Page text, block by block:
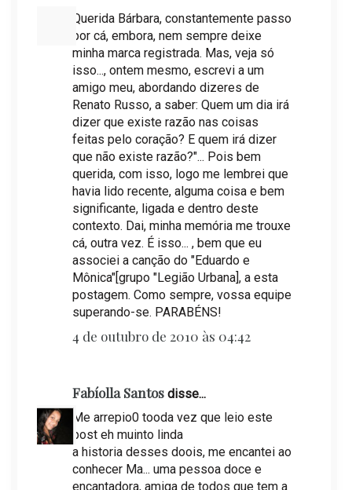
Querida Bárbara, constantemente passo
por cá, embora, nem sempre deixe
minha marca registrada. Mas, veja só
isso..., ontem mesmo, escrevi a um
amigo meu, abordando dizeres de
Renato Russo, a saber: Quem um dia irá
dizer que existe razão nas coisas
feitas pelo coração? E quem irá dizer
que não existe razão?"... Pois bem
querida, com isso, logo me lembrei que
havia lido recente, alguma coisa e bem
significante, ligada e dentro deste
contexto. Dai, minha memória me trouxe
cá, outra vez. É isso... , bem que eu
associei a canção do "Eduardo e
Mônica"[grupo "Legião Urbana], a esta
postagem. Como sempre, vossa equipe
superando-se. PARABÉNS!
4 de outubro de 2010 às 04:42
Fabíolla Santosdisse...
Me arrepio0 tooda vez que leio este
post eh muinto linda
a historia desses doois, me encantei ao
conhecer Ma... uma pessoa doce e
encantadora, amiga de todos que tem a